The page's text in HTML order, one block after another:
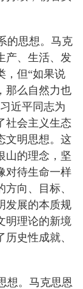
的思想。马克
产、生活、发
，但“如果说
那么自然力也
近平同志为
社会主义生态
文明思想。这
山的理念，坚
对待生命一样
向、目标、
发展的本质规
明理论的新境
史性成就、
想。马克思恩